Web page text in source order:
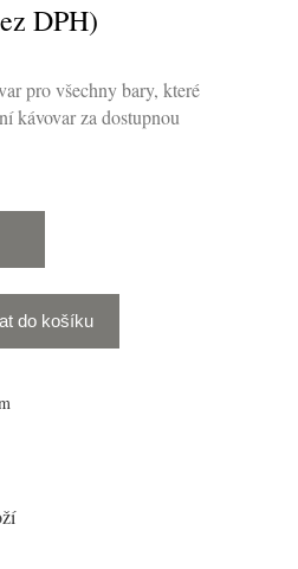
DPH)
pro všechny bary, které
kávovar za dostupnou
do košíku